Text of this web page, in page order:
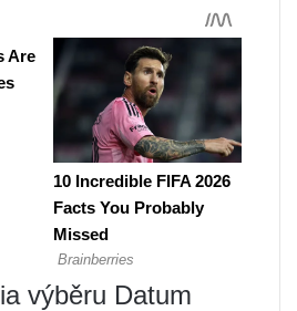
výběru Datum